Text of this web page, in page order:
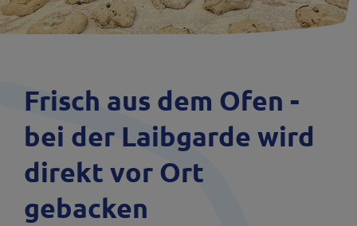
Frisch aus dem Ofen -
bei der Laibgarde wird
direkt vor Ort
gebacken